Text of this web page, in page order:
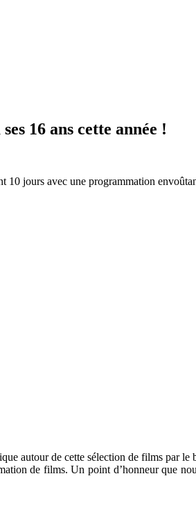
16 ans cette année !
10 jours avec une programmation
autour de cette sélection de films par le
de films. Un point d’honneur que